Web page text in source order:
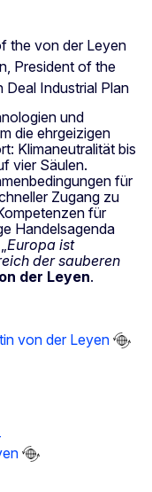
und
die ehrgeizigen
Klimaneutralität bis
vier Säulen.
für
Zugang zu
für
Handelsagenda
Europa ist
der sauberen
der Leyen.
von der Leyen